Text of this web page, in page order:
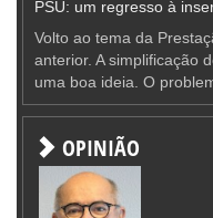
PSU: um regresso à
Volto ao tema da
anterior. A simplificação
uma boa ideia. O
OPINIÃO